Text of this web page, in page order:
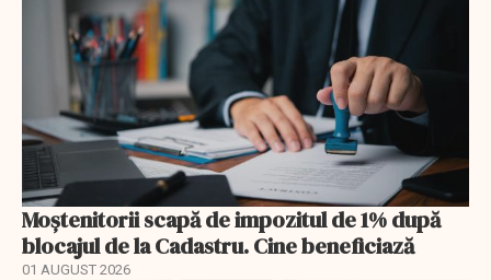
Moștenitorii scapă de impozitul de 1% după
blocajul de la Cadastru. Cine beneficiază
01 AUGUST 2026